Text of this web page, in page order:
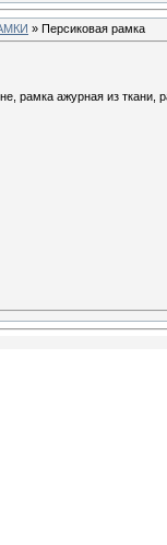
» Персиковая рамка
рамка ажурная из